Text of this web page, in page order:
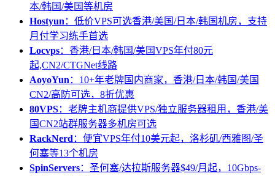
本/韩国/美国等机房
Hostyun ：低价VPS可选香港/美国/日本/韩国机房，支持
月付学习练手首选
Locvps：香港/日本/韩国/美国VPS年付80元
起,CN2/CTGNet线路
AoyoYun ：10+年老牌国内商家，香港/日本/韩国/美国
CN2/高防可选，8折优惠
80VPS：老牌主机商提供VPS/独立服务器租用，香港/美
国CN2站群服务器多机房可选
RackNerd ：便宜VPS年付10美元起，洛杉矶/西雅图/圣
何塞等13个机房
SpinServers：圣何塞/达拉斯服务器$49/月起，10Gbps-